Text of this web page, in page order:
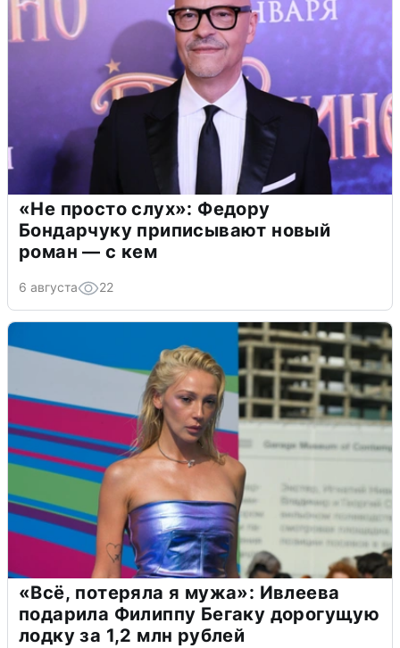
«Не просто слух»: Федору
Бондарчуку приписывают новый
роман — с кем
6 августа 22
«Всё, потеряла я мужа»: Ивлеева
подарила Филиппу Бегаку дорогущую
лодку за 1,2 млн рублей